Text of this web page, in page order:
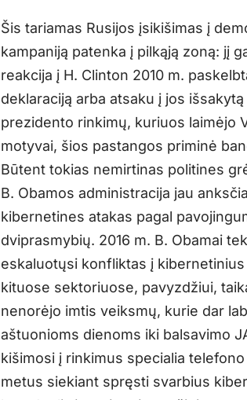
Šis tariamas Rusijos įsikišimas į
kampaniją patenka į pilkąją zoną: jį
reakcija į H. Clinton 2010 m.
deklaraciją arba atsaku į jos
prezidento rinkimų, kuriuos laimėjo
motyvai, šios pastangos priminė
Būtent tokias nemirtinas politines
B. Obamos administracija jau
kibernetines atakas pagal
dviprasmybių. 2016 m. B. Obamai
eskaluotųsi konfliktas į
kituose sektoriuose, pavyzdžiui,
nenorėjo imtis veiksmų, kurie dar
aštuonioms dienoms iki balsavimo
kišimosi į rinkimus specialia
metus siekiant spręsti svarbius